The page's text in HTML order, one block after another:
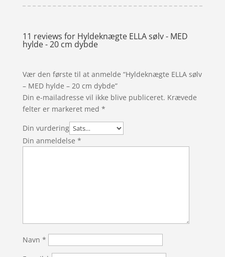
11 reviews for Hyldeknægte ELLA sølv - MED
hylde - 20 cm dybde
Vær den første til at anmelde “Hyldeknægte ELLA sølv
– MED hylde – 20 cm dybde”
Din e-mailadresse vil ikke blive publiceret. Krævede
felter er markeret med *
Din vurdering
Din anmeldelse *
Navn *